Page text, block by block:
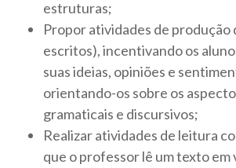
estruturas;
Propor atividades de produção
escritos), incentivando os
suas ideias, opiniões e
orientando-os sobre os
gramaticais e discursivos;
Realizar atividades de leitura
que o professor lê um texto em